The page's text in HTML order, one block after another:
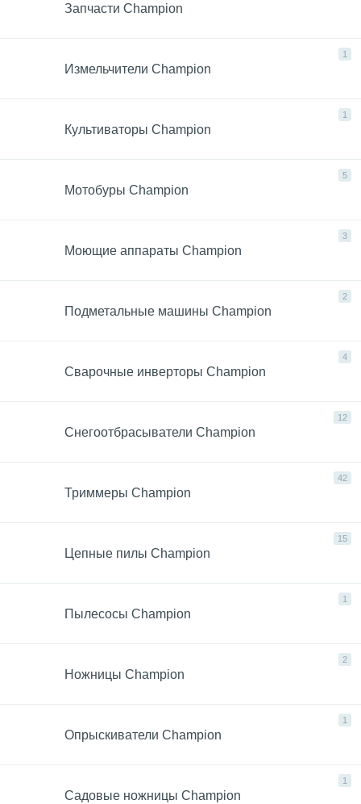
Запчасти Champion
1
Измельчители Champion
1
Культиваторы Champion
5
Мотобуры Champion
3
Моющие аппараты Champion
2
Подметальные машины Champion
4
Сварочные инверторы Champion
12
Снегоотбрасыватели Champion
42
Триммеры Champion
15
Цепные пилы Champion
1
Пылесосы Champion
2
Ножницы Champion
1
Опрыскиватели Champion
1
Садовые ножницы Champion